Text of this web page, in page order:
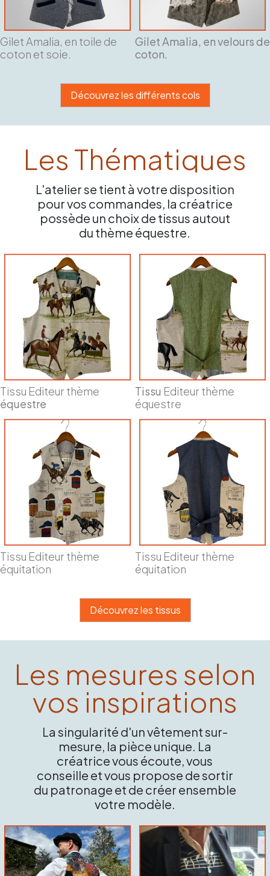
Gilet Amalia, en toile de
coton et soie.
Gilet Amalia, en velours de
coton.
Découvrez les différents cols
Les Thématiques
L'atelier se tient à votre disposition
pour vos commandes, la créatrice
possède un choix de tissus autout
du thème équestre.
Tissu Editeur thème
équestre
Tissu Editeur thème
équestre
Tissu Editeur thème
équitation
Tissu Editeur thème
équitation
Découvrez les tissus
Les mesures selon
vos inspirations
La singularité d'un vêtement sur-
mesure, la pièce unique. La
créatrice vous écoute, vous
conseille et vous propose de sortir
du patronage et de créer ensemble
votre modèle.